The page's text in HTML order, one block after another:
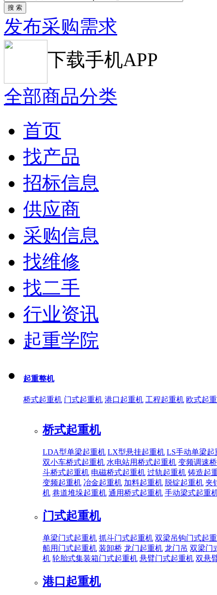
发布采购需求
下载手机APP
全部商品分类
首页
找产品
招标信息
供应商
采购信息
找维修
找二手
行业资讯
起重学院
起重整机
桥式起重机 门式起重机 港口起重机 工程起重机 欧式起
桥式起重机
LDA型单梁起重机 LX型悬挂起重机 LS手动单梁起
双小车桥式起重机 水电站用桥式起重机 变频调速
斗桥式起重机 电磁桥式起重机 过轨起重机 铸造起
变频起重机 冶金起重机 加料起重机 脱锭起重机 夹
机 巷道堆垛起重机 通用桥式起重机 手动梁式起重
门式起重机
单梁门式起重机 抓斗门式起重机 双梁吊钩门式起
船用门式起重机 装卸桥 龙门起重机 龙门吊 双梁门
机 轮胎式集装箱门式起重机 悬臂门式起重机 双悬
港口起重机